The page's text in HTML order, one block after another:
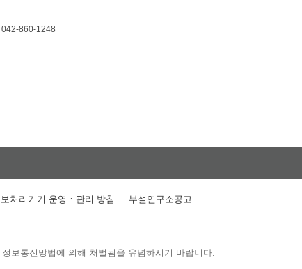
042-860-1248
처리기기 운영ㆍ관리 방침 부설연구소공고
보통신망법에 의해 처벌됨을 유념하시기 바랍니다.